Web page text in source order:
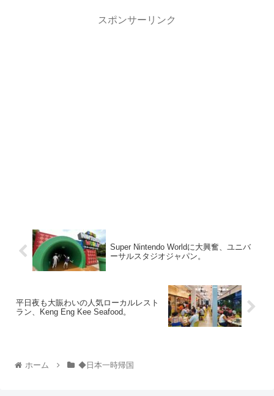
スポンサーリンク
Super Nintendo Worldに大興奮、ユニバ
ーサルスタジオジャパン。
平日夜も大賑わいの人気ローカルレスト
ラン、Keng Eng Kee Seafood。
ホーム ◆日本一時帰国